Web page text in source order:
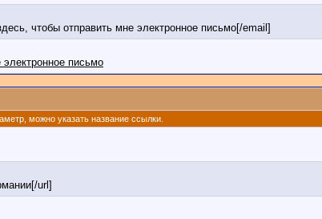
чтобы отправить мне электронное письмо[/email]
письмо
можно указать название ссылки.
url]